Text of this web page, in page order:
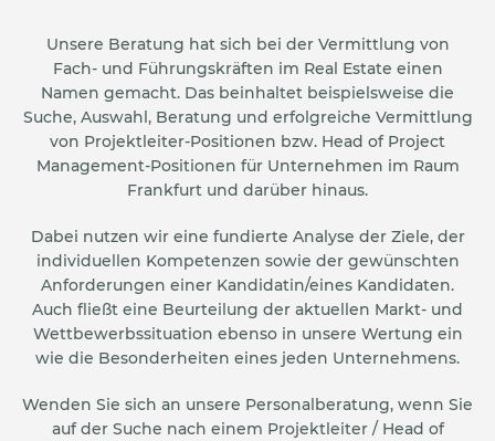
Unsere Beratung hat sich bei der Vermittlung von
Fach- und Führungskräften im Real Estate einen
Namen gemacht. Das beinhaltet beispielsweise die
Suche, Auswahl, Beratung und erfolgreiche Vermittlung
von Projektleiter-Positionen bzw. Head of Project
Management-Positionen für Unternehmen im Raum
Frankfurt und darüber hinaus.
Dabei nutzen wir eine fundierte Analyse der Ziele, der
individuellen Kompetenzen sowie der gewünschten
Anforderungen einer Kandidatin/eines Kandidaten.
Auch fließt eine Beurteilung der aktuellen Markt- und
Wettbewerbssituation ebenso in unsere Wertung ein
wie die Besonderheiten eines jeden Unternehmens.
Wenden Sie sich an unsere Personalberatung, wenn Sie
auf der Suche nach einem Projektleiter / Head of